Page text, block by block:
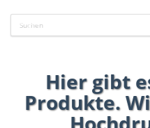
Hier gibt
Produkte.